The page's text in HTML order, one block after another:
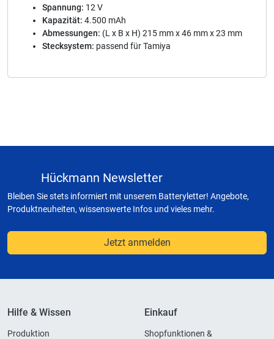
Spannung: 12 V
Kapazität: 4.500 mAh
Abmessungen: (L x B x H) 215 mm x 46 mm x 23 mm
Stecksystem: passend für Tamiya
Hückmann Newsletter
Bleiben Sie stets informiert mit unserem Batteryletter! Angebote,
Produktneuheiten, wissenswerte Infos und vieles mehr.
Jetzt anmelden
Hilfe & Wissen
Produktion
Einkauf
Shopfunktionen &